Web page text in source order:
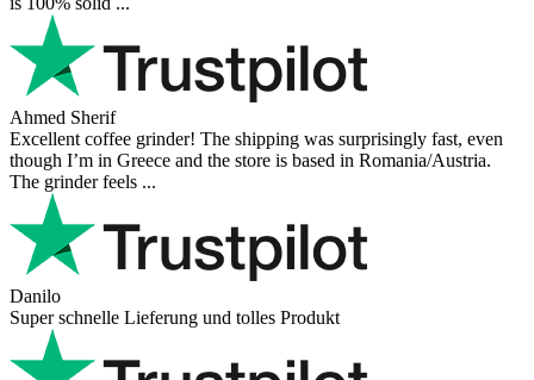
Ahmed Sherif
Excellent coffee grinder! The shipping was surprisingly fast, even
though I’m in Greece and the store is based in Romania/Austria.
The grinder feels ...
Danilo
Super schnelle Lieferung und tolles Produkt